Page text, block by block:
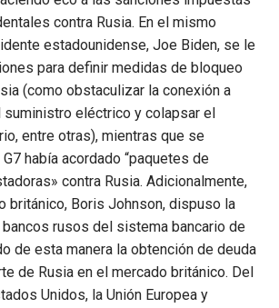
contra Rusia. En el mismo
estadounidense, Joe Biden, se le
para definir medidas de bloqueo
(como obstaculizar la conexión a
suministro eléctrico y colapsar el
entre otras), mientras que se
había acordado “paquetes de
contra Rusia. Adicionalmente,
británico, Boris Johnson, dispuso la
rusos del sistema bancario de
de esta manera la obtención de deuda
de Rusia en el mercado británico. Del
Unidos, la Unión Europea y